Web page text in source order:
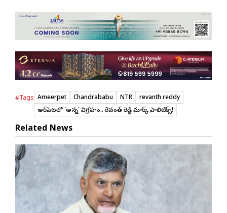
#Tags Ameerpet Chandrababu NTR
revanth reddy
అమీర్‌పేటలో ‘అన్న’ విగ్రహం.. రేవంత్ రెడ్డి మార్క్ పాలిటిక్స్!
Related News